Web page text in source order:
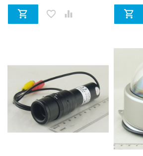
 favorite_border  